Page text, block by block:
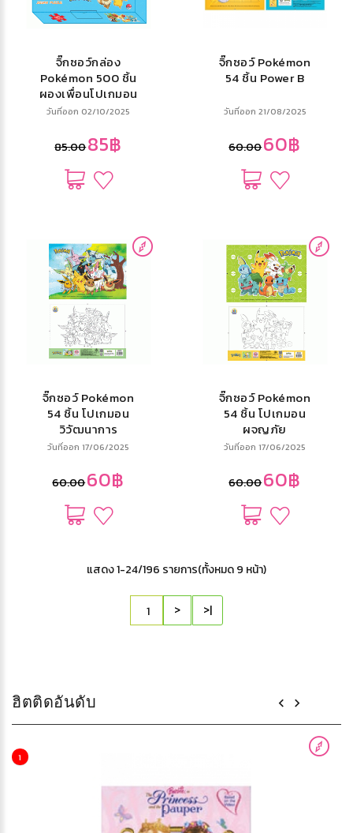
จิ๊กซอว์กล่อง
Pokémon 500 ชิ้น
ผองเพื่อนโปเกมอน
วันที่ออก 02/10/2025
85.0085฿
จิ๊กซอว์ Pokémon
54 ชิ้น Power B
วันที่ออก 21/08/2025
60.0060฿
จิ๊กซอว์ Pokémon
54 ชิ้น โปเกมอน
วิวัฒนาการ
วันที่ออก 17/06/2025
60.0060฿
จิ๊กซอว์ Pokémon
54 ชิ้น โปเกมอน
ผจญภัย
วันที่ออก 17/06/2025
60.0060฿
แสดง 1-24/196 รายการ(ทั้งหมด 9 หน้า)
> >|
ฮิตติดอันดับ
1